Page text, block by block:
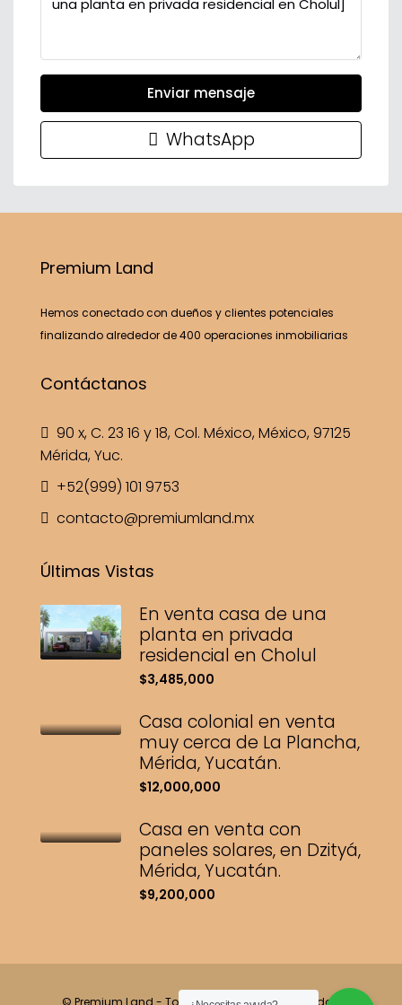
Enviar mensaje
WhatsApp
Premium Land
Hemos conectado con dueños y clientes potenciales
finalizando alrededor de 400 operaciones inmobiliarias
Contáctanos
90 x, C. 23 16 y 18, Col. México, México, 97125
Mérida, Yuc.
+52(999) 101 9753
contacto@premiumland.mx
Últimas Vistas
En venta casa de una
planta en privada
residencial en Cholul
$3,485,000
Casa colonial en venta
muy cerca de La Plancha,
Mérida, Yucatán.
$12,000,000
Casa en venta con
paneles solares, en Dzityá,
Mérida, Yucatán.
$9,200,000
© Premium Land - Todos los derechos reservados.